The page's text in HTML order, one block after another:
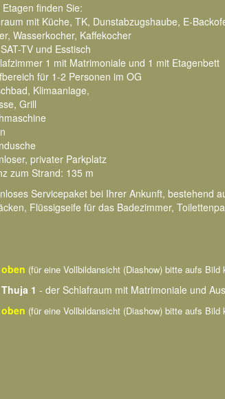
finden Sie:
mit Küche, TK, Dunstabzugshaube, E-
Wasserkocher, Kaffekocher
TV und Esstisch
1 mit Matrimoniale und 1 mit Etagenbett
für 1-2 Personen im OG
Klimaanlage,
Grill
privater Parkplatz
zum Strand: 135 m
Servicepaket bei Ihrer Ankunft, bestehend
Flüssigseife für das Badezimmer,
(für eine Vollbildansicht (Diashow) bitte aufs Bild
1 - der Schlafraum mit Matrimoniale und
(für eine Vollbildansicht (Diashow) bitte aufs Bild